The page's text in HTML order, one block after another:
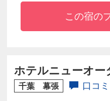
★幕張メッセへは徒歩
発着
★ロビー・全客室無料
この宿の
ホテルニューオー
千葉 幕張
口コ